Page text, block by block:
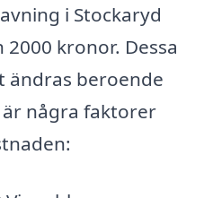
i Stockaryd
kronor. Dessa
ändras beroende
är några faktorer